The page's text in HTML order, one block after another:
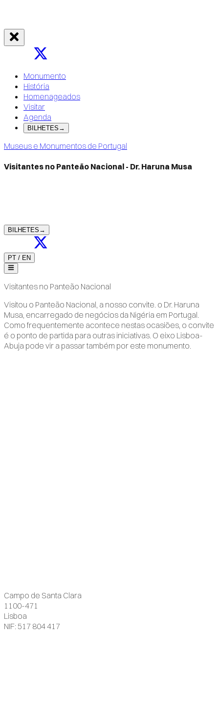
Monumento
História
Homenageados
Visitar
Agenda
BILHETES →
Museus e Monumentos de Portugal
Visitantes no Panteão Nacional - Dr. Haruna Musa
BILHETES →
PT / EN
Visitantes no Panteão Nacional
Visitou o Panteão Nacional, a nosso convite. o Dr. Haruna
Musa, encarregado de negócios da Nigéria em Portugal.
Como frequentemente acontece nestas ocasiões, o convite
é o ponto de partida para outras iniciativas. O eixo Lisboa-
Abuja pode vir a passar também por este monumento.
Campo de Santa Clara
1100-471
Lisboa
NIF: 517 804 417